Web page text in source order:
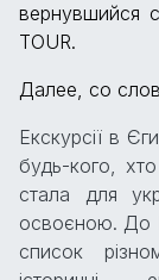
вернувшийся
TOUR.
Далее, со
Екскурсії в
будь-кого,
стала для
освоєною. До
список